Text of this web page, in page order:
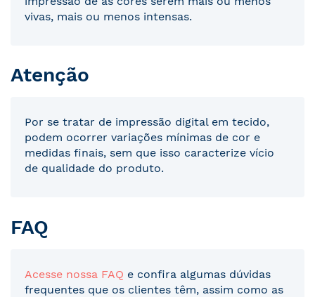
vivas, mais ou menos intensas.
Atenção
Por se tratar de impressão digital em tecido,
podem ocorrer variações mínimas de cor e
medidas finais, sem que isso caracterize vício
de qualidade do produto.
FAQ
Acesse nossa FAQ e confira algumas dúvidas
frequentes que os clientes têm, assim como as